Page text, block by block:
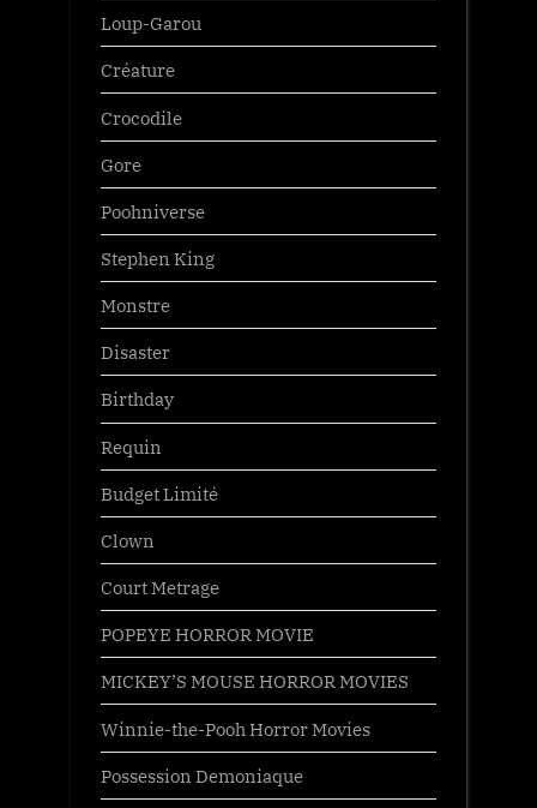
Loup-Garou
Créature
Crocodile
Gore
Poohniverse
Stephen King
Monstre
Disaster
Birthday
Requin
Budget Limité
Clown
Court Metrage
POPEYE HORROR MOVIE
MICKEY’S MOUSE HORROR MOVIES
Winnie-the-Pooh Horror Movies
Possession Demoniaque